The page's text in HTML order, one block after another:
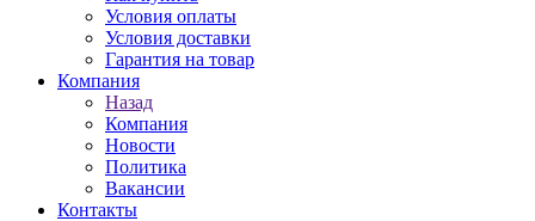
Условия оплаты
Условия доставки
Гарантия на товар
Компания
Назад
Компания
Новости
Политика
Вакансии
Контакты